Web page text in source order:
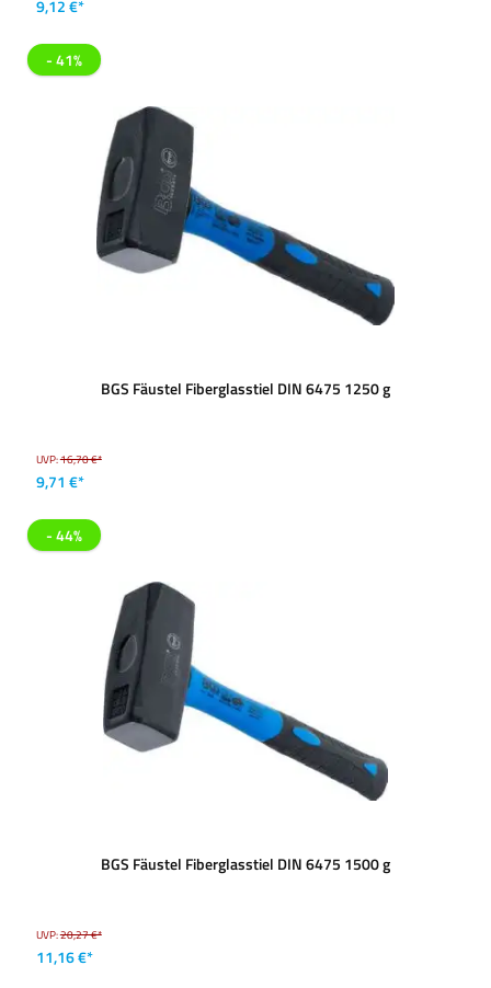
9,12 €*
- 41%
BGS Fäustel Fiberglasstiel DIN 6475 1250 g
UVP:16,70 €*
9,71 €*
- 44%
BGS Fäustel Fiberglasstiel DIN 6475 1500 g
UVP:20,27 €*
11,16 €*